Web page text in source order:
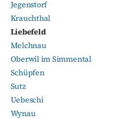
Jegenstorf
Krauchthal
Liebefeld
Melchnau
Oberwil im Simmental
Schüpfen
Sutz
Uebeschi
Wynau